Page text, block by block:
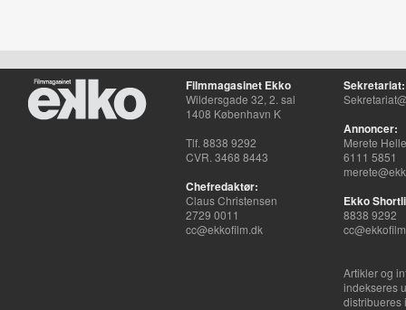
Filmmagasinet Ekko
Wildersgade 32, 2. sal
1408 København K
Tlf. 8838 9292
CVR. 3468 8443
Chefredaktør:
Claus Christensen
2729 0011
cc@ekkofilm.dk
Sekretariat:
Annoncer:
Merete
6111 5851
Ekko
8838 9292
Artikler og
indekseres
distribueres